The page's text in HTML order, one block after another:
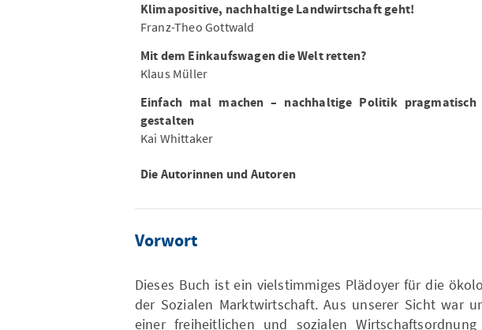
Klimapositive, nachhaltige Landwirtschaft geht!
Franz-Theo Gottwald
Mit dem Einkaufswagen die Welt retten?
Klaus Müller
Einfach mal machen – nachhaltige Politik pragmatisch
gestalten
Kai Whittaker
Die Autorinnen und Autoren
Vorwort
Dieses Buch ist ein vielstimmiges Plädoyer für die
der Sozialen Marktwirtschaft. Aus unserer Sicht war
einer freiheitlichen und sozialen